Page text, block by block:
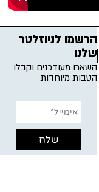
הרשמו לניוזלטר
שלנו
השארו מעודכנים וקבלו
הטבות מיוחדות